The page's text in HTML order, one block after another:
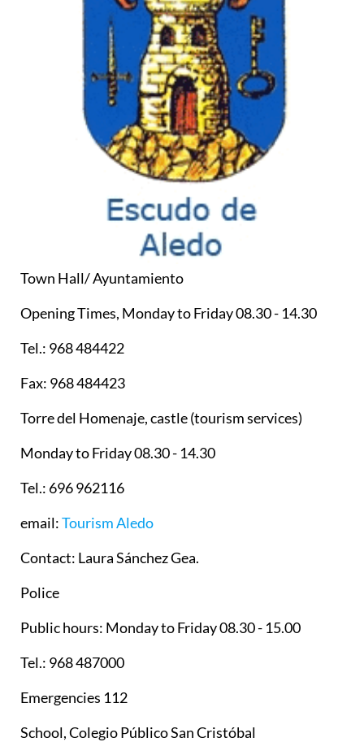
Town Hall/ Ayuntamiento
Opening Times, Monday to Friday 08.30 - 14.30
Tel.: 968 484422
Fax: 968 484423
Torre del Homenaje, castle (tourism services)
Monday to Friday 08.30 - 14.30
Tel.: 696 962116
email:Tourism Aledo
Contact: Laura Sánchez Gea.
Police
Public hours: Monday to Friday 08.30 - 15.00
Tel.: 968 487000
Emergencies 112
School, Colegio Público San Cristóbal